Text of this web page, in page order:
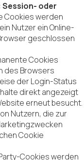
oder
Cookies werden
Nutzer ein Online-
geschlossen
Cookies
des Browsers
der Login-Status
direkt angezeigt
erneut besucht.
Nutzern, die zur
Cookie
Cookies werden